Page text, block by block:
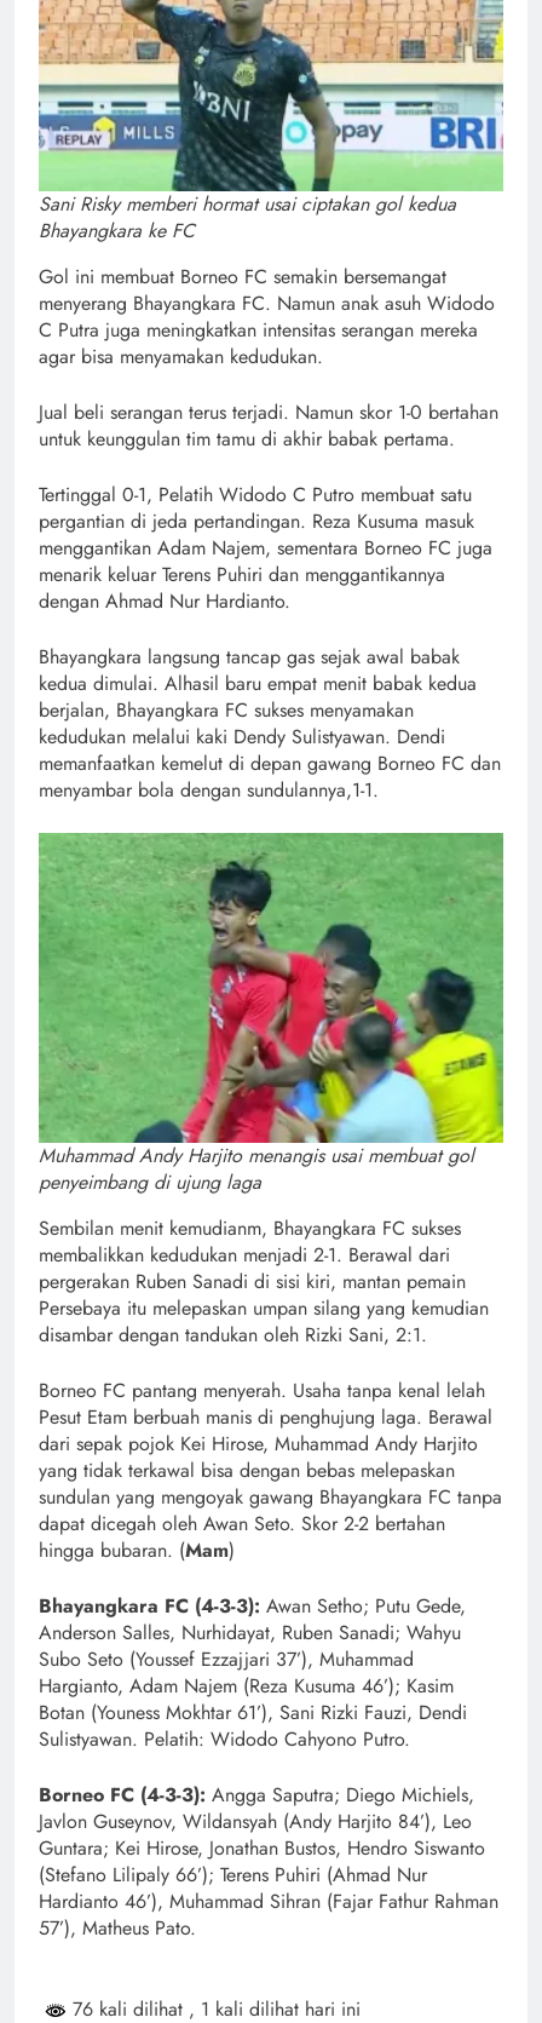
Sani Risky memberi hormat usai ciptakan gol kedua
Bhayangkara ke FC
Gol ini membuat Borneo FC semakin bersemangat
menyerang Bhayangkara FC. Namun anak asuh Widodo
C Putra juga meningkatkan intensitas serangan mereka
agar bisa menyamakan kedudukan.
Jual beli serangan terus terjadi. Namun skor 1-0 bertahan
untuk keunggulan tim tamu di akhir babak pertama.
Tertinggal 0-1, Pelatih Widodo C Putro membuat satu
pergantian di jeda pertandingan. Reza Kusuma masuk
menggantikan Adam Najem, sementara Borneo FC juga
menarik keluar Terens Puhiri dan menggantikannya
dengan Ahmad Nur Hardianto.
Bhayangkara langsung tancap gas sejak awal babak
kedua dimulai. Alhasil baru empat menit babak kedua
berjalan, Bhayangkara FC sukses menyamakan
kedudukan melalui kaki Dendy Sulistyawan. Dendi
memanfaatkan kemelut di depan gawang Borneo FC dan
menyambar bola dengan sundulannya,1-1.
Muhammad Andy Harjito menangis usai membuat gol
penyeimbang di ujung laga
Sembilan menit kemudianm, Bhayangkara FC sukses
membalikkan kedudukan menjadi 2-1. Berawal dari
pergerakan Ruben Sanadi di sisi kiri, mantan pemain
Persebaya itu melepaskan umpan silang yang kemudian
disambar dengan tandukan oleh Rizki Sani, 2:1.
Borneo FC pantang menyerah. Usaha tanpa kenal lelah
Pesut Etam berbuah manis di penghujung laga. Berawal
dari sepak pojok Kei Hirose, Muhammad Andy Harjito
yang tidak terkawal bisa dengan bebas melepaskan
sundulan yang mengoyak gawang Bhayangkara FC tanpa
dapat dicegah oleh Awan Seto. Skor 2-2 bertahan
hingga bubaran. (Mam)
Bhayangkara FC (4-3-3): Awan Setho; Putu Gede,
Anderson Salles, Nurhidayat, Ruben Sanadi; Wahyu
Subo Seto (Youssef Ezzajjari 37’), Muhammad
Hargianto, Adam Najem (Reza Kusuma 46’); Kasim
Botan (Youness Mokhtar 61’), Sani Rizki Fauzi, Dendi
Sulistyawan. Pelatih: Widodo Cahyono Putro.
Borneo FC (4-3-3): Angga Saputra; Diego Michiels,
Javlon Guseynov, Wildansyah (Andy Harjito 84’), Leo
Guntara; Kei Hirose, Jonathan Bustos, Hendro Siswanto
(Stefano Lilipaly 66’); Terens Puhiri (Ahmad Nur
Hardianto 46’), Muhammad Sihran (Fajar Fathur Rahman
57’), Matheus Pato.
76 kali dilihat , 1 kali dilihat hari ini